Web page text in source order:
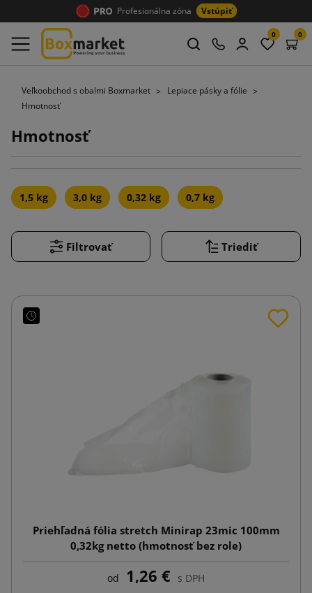
Profesionálna zóna Vstúpiť
0 0
Veľkoobchod s obalmi Boxmarket
Lepiace pásky a fólie
Hmotnosť
Hmotnosť
1,5 kg 3,0 kg 0,32 kg 0,7 kg
Filtrovať Triediť
Priehľadná fólia stretch Minirap 23mic 100mm
0,32kg netto (hmotnosť bez role)
od 1,26 € s DPH